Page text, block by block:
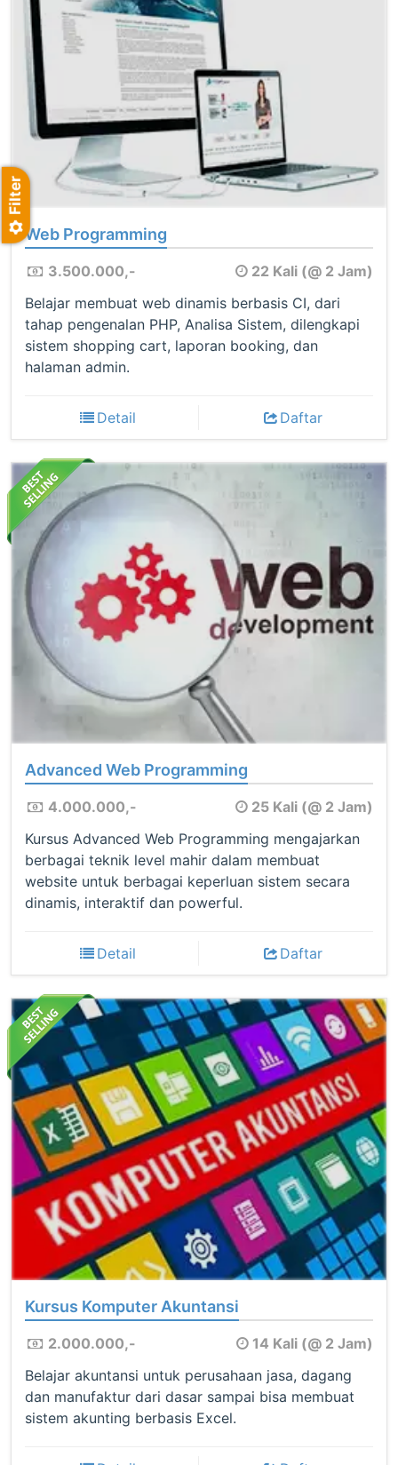
Web Programming
3.500.000,-
22 Kali (@ 2 Jam)
Belajar membuat web dinamis berbasis CI, dari
tahap pengenalan PHP, Analisa Sistem, dilengkapi
sistem shopping cart, laporan booking, dan
halaman admin.
Detail Daftar
Advanced Web Programming
4.000.000,-
25 Kali (@ 2 Jam)
Kursus Advanced Web Programming mengajarkan
berbagai teknik level mahir dalam membuat
website untuk berbagai keperluan sistem secara
dinamis, interaktif dan powerful.
Detail Daftar
Kursus Komputer Akuntansi
2.000.000,-
14 Kali (@ 2 Jam)
Belajar akuntansi untuk perusahaan jasa, dagang
dan manufaktur dari dasar sampai bisa membuat
sistem akunting berbasis Excel.